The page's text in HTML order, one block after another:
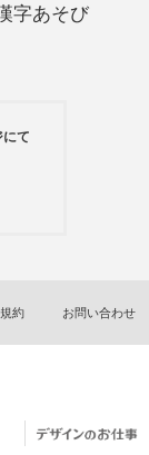
字あそび
にて
約 お問い合わせ